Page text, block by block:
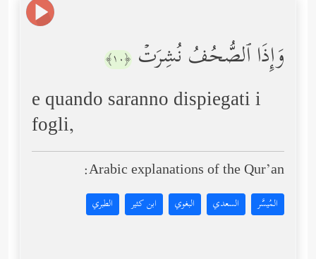
وَإِذَا ٱلصُّحُفُ نُشِرَتۡ ﴿١٠﴾
e quando saranno dispiegati i
fogli,
Arabic explanations of the Qur’an:
المُيسَّر السعدي البغوي ابن كثير الطبري